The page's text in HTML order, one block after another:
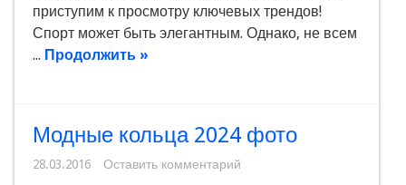
приступим к просмотру ключевых трендов!
Спорт может быть элегантным. Однако, не всем
... Продолжить »
Модные кольца 2024 фото
28.03.2016 Оставить комментарий